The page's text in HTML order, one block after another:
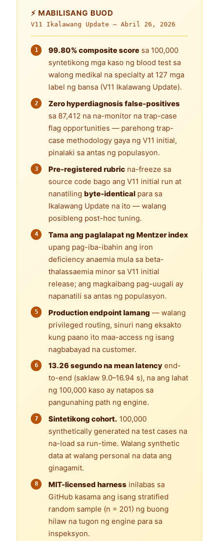
⚡ MABILISANG BUOD
V11 Ikalawang Update — Abril 26, 2026
99.80% composite score sa 100,000
syntetikong mga kaso ng blood test sa
walong medikal na specialty at 127 mga
label ng bansa (V11 Ikalawang Update).
Zero hyperdiagnosis false-positives
sa 87,412 na na-monitor na trap-case
flag opportunities — parehong trap-
case methodology gaya ng V11 initial,
pinalaki sa antas ng populasyon.
Pre-registered rubric na-freeze sa
source code bago ang V11 initial run at
nanatiling byte-identical para sa
Ikalawang Update na ito — walang
posibleng post-hoc tuning.
Tama ang paglalapat ng Mentzer index
upang pag-iba-ibahin ang iron
deficiency anaemia mula sa beta-
thalassaemia minor sa V11 initial
release; ang magkaibang pag-uugali ay
napanatili sa antas ng populasyon.
Production endpoint lamang — walang
privileged routing, sinuri nang eksakto
kung paano ito maa-access ng isang
nagbabayad na customer.
13.26 segundo na mean latency end-
to-end (saklaw 9.0–16.94 s), na ang lahat
ng 100,000 kaso ay natapos sa
pangunahing path ng engine.
Sintetikong cohort. 100,000
synthetically generated na test cases na
na-load sa run-time. Walang synthetic
data at walang personal na data ang
ginagamit.
MIT-licensed harness inilabas sa
GitHub kasama ang isang stratified
random sample (n = 201) ng buong
hilaw na tugon ng engine para sa
inspeksyon.